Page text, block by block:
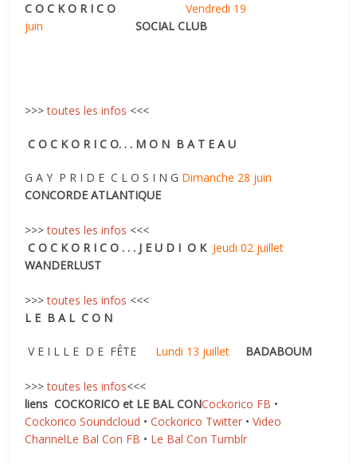
C O C K O R I C O
Vendredi 19
juin
SOCIAL CLUB
>>>toutes les infos <<<
C O C K O R I C O. . . M O N B A T E A U
G A Y P R I D E C L O S I N G Dimanche 28 juin
CONCORDE ATLANTIQUE
>>>toutes les infos <<<
C O C K O R I C O . . . J E U D I O K Jeudi 02 juillet
WANDERLUST
>>>toutes les infos <<<
L E B A L C O N
V E I L L E D E FÊTE Lundi 13 juillet BADABOUM
>>>toutes les infos<<<
liens COCKORICO et LE BAL CONCockorico FB •
Cockorico Soundcloud •Cockorico Twitter •Video
ChannelLe Bal Con FB • Le Bal Con Tumblr